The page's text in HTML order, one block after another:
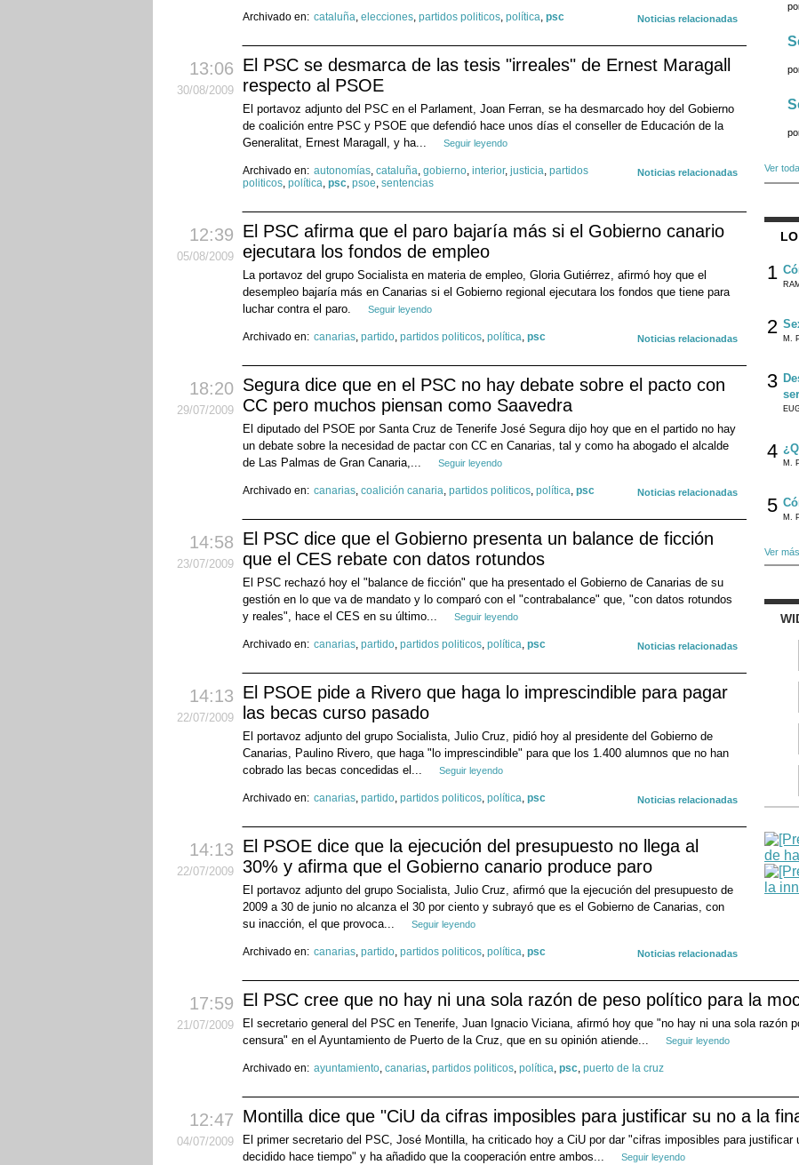
Ver
1
2
M.
3
4
M.
5
M.
Ver más
Noticias relacionadas
Archivado en: cataluña, elecciones, partidos politicos, política, psc
13:06
30/08/2009
El PSC se desmarca de las tesis "irreales" de Ernest Maragall
respecto al PSOE
El portavoz adjunto del PSC en el Parlament, Joan Ferran, se ha desmarcado hoy del Gobierno
de coalición entre PSC y PSOE que defendió hace unos días el conseller de Educación de la
Generalitat, Ernest Maragall, y ha...
Seguir leyendo
Noticias relacionadas
Archivado en: autonomías, cataluña, gobierno, interior, justicia, partidos
politicos, política, psc, psoe, sentencias
12:39
05/08/2009
El PSC afirma que el paro bajaría más si el Gobierno canario
ejecutara los fondos de empleo
La portavoz del grupo Socialista en materia de empleo, Gloria Gutiérrez, afirmó hoy que el
desempleo bajaría más en Canarias si el Gobierno regional ejecutara los fondos que tiene para
luchar contra el paro.
Seguir leyendo
Noticias relacionadas
Archivado en: canarias, partido, partidos politicos, política, psc
18:20
29/07/2009
Segura dice que en el PSC no hay debate sobre el pacto con
CC pero muchos piensan como Saavedra
El diputado del PSOE por Santa Cruz de Tenerife José Segura dijo hoy que en el partido no hay
un debate sobre la necesidad de pactar con CC en Canarias, tal y como ha abogado el alcalde
de Las Palmas de Gran Canaria,...
Seguir leyendo
Noticias relacionadas
Archivado en: canarias, coalición canaria, partidos politicos, política, psc
14:58
23/07/2009
El PSC dice que el Gobierno presenta un balance de ficción
que el CES rebate con datos rotundos
El PSC rechazó hoy el "balance de ficción" que ha presentado el Gobierno de Canarias de su
gestión en lo que va de mandato y lo comparó con el "contrabalance" que, "con datos rotundos
y reales", hace el CES en su último...
Seguir leyendo
Noticias relacionadas
Archivado en: canarias, partido, partidos politicos, política, psc
14:13
22/07/2009
El PSOE pide a Rivero que haga lo imprescindible para pagar
las becas curso pasado
El portavoz adjunto del grupo Socialista, Julio Cruz, pidió hoy al presidente del Gobierno de
Canarias, Paulino Rivero, que haga "lo imprescindible" para que los 1.400 alumnos que no han
cobrado las becas concedidas el...
Seguir leyendo
Noticias relacionadas
Archivado en: canarias, partido, partidos politicos, política, psc
14:13
22/07/2009
El PSOE dice que la ejecución del presupuesto no llega al
30% y afirma que el Gobierno canario produce paro
El portavoz adjunto del grupo Socialista, Julio Cruz, afirmó que la ejecución del presupuesto de
2009 a 30 de junio no alcanza el 30 por ciento y subrayó que es el Gobierno de Canarias, con
su inacción, el que provoca...
Seguir leyendo
Noticias relacionadas
Archivado en: canarias, partido, partidos politicos, política, psc
17:59
21/07/2009
El PSC cree que no hay ni una sola razón de peso político para la
El secretario general del PSC en Tenerife, Juan Ignacio Viciana, afirmó hoy que "no hay ni una sola razón
censura" en el Ayuntamiento de Puerto de la Cruz, que en su opinión atiende...
Seguir leyendo
Archivado en: ayuntamiento, canarias, partidos politicos, política, psc, puerto de la cruz
12:47
04/07/2009
Montilla dice que "CiU da cifras imposibles para justificar su no a la
El primer secretario del PSC, José Montilla, ha criticado hoy a CiU por dar "cifras imposibles para justificar
decidido hace tiempo" y ha añadido que la cooperación entre ambos...
Seguir leyendo